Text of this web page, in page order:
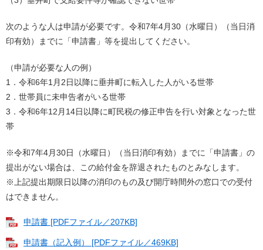
次のような人は申請が必要です。令和7年4月30（水曜日）（当日消
印有効）までに「申請書」等を提出してください。
（申請が必要な人の例）
1．令和6年1月2日以降に垂井町に転入した人がいる世帯
2．世帯員に未申告者がいる世帯
3．令和6年12月14日以降に町民税の修正申告を行い対象となった世
帯
※令和7年4月30日（水曜日）（当日消印有効）までに「申請書」の
提出がない場合は、この給付金を辞退されたものとみなします。
※上記提出期限日以降の消印のもの及び開庁時間外の窓口での受付
はできません。
申請書 [PDFファイル／207KB]
申請書（記入例） [PDFファイル／469KB]